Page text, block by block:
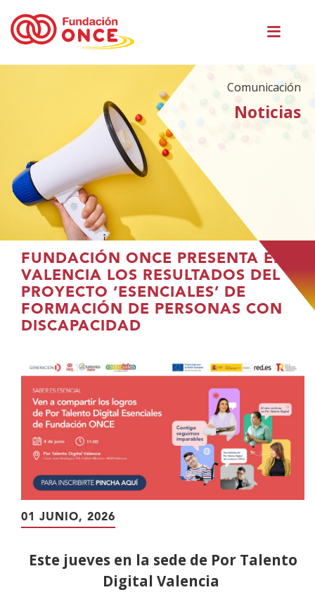
principal
Comunicación
Noticias
encuentras
contenido
FUNDACIÓN ONCE PRESENTA EN
VALENCIA LOS RESULTADOS DEL
PROYECTO ‘ESENCIALES’ DE
FORMACIÓN DE PERSONAS CON
DISCAPACIDAD
01 JUNIO, 2026
Este jueves en la sede de Por Talento
Digital Valencia